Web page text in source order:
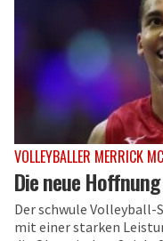
VOLLEYBALLER MERRICK
Die neue
Der schwule Volleyball-
mit einer starken